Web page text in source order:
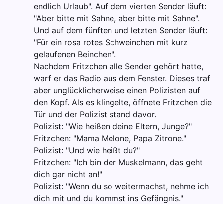
endlich Urlaub". Auf dem vierten Sender läuft:
"Aber bitte mit Sahne, aber bitte mit Sahne".
Und auf dem fünften und letzten Sender läuft:
"Für ein rosa rotes Schweinchen mit kurz
gelaufenen Beinchen".
Nachdem Fritzchen alle Sender gehört hatte,
warf er das Radio aus dem Fenster. Dieses traf
aber unglücklicherweise einen Polizisten auf
den Kopf. Als es klingelte, öffnete Fritzchen die
Tür und der Polizist stand davor.
Polizist: "Wie heißen deine Eltern, Junge?"
Fritzchen: "Mama Melone, Papa Zitrone."
Polizist: "Und wie heißt du?"
Fritzchen: "Ich bin der Muskelmann, das geht
dich gar nicht an!"
Polizist: "Wenn du so weitermachst, nehme ich
dich mit und du kommst ins Gefängnis."